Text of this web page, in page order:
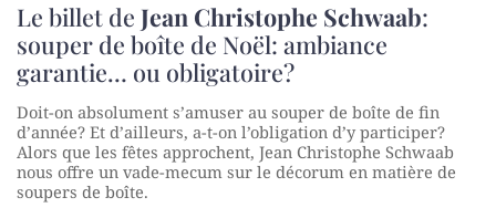
Le billet de Jean Christophe Schwaab:
souper de boîte de Noël: ambiance
garantie… ou obligatoire?
Doit-on absolument s’amuser au souper de boîte de fin
d’année? Et d’ailleurs, a-t-on l’obligation d’y participer?
Alors que les fêtes approchent, Jean Christophe Schwaab
nous offre un vade-mecum sur le décorum en matière de
soupers de boîte.